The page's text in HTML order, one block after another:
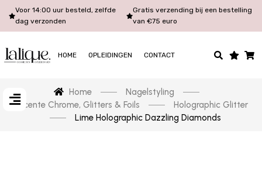
Voor 14:00 uur besteld, zelfde
dag verzonden
Gratis verzending bij een bestelling
van €75 euro
HOME OPLEIDINGEN CONTACT
Home
Nagelstyling
Lecente Chrome, Glitters & Foils
Holographic Glitter
Lime Holographic Dazzling Diamonds